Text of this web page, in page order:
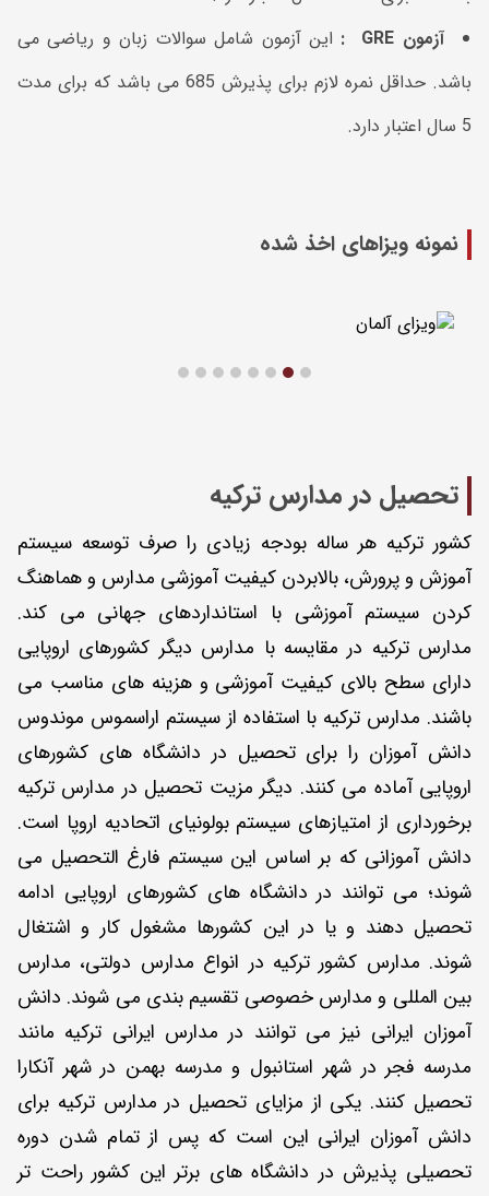
آزمون
: این آزمون شامل سوالات زبان و ریاضی می
باشد. حداقل نمره لازم برای پذیرش 685 می باشد که برای مدت
5 سال اعتبار دارد.
نمونه ویزاهای اخذ شده
تحصیل در مدارس ترکیه
کشور ترکیه هر ساله بودجه زیادی را صرف توسعه سیستم
آموزش و پرورش، بالابردن کیفیت آموزشی مدارس و هماهنگ
کردن سیستم آموزشی با استانداردهای جهانی می کند.
مدارس ترکیه در مقایسه با مدارس دیگر کشورهای اروپایی
دارای سطح بالای کیفیت آموزشی و هزینه های مناسب می
باشند. مدارس ترکیه با استفاده از سیستم اراسموس موندوس
دانش آموزان را برای تحصیل در دانشگاه های کشورهای
اروپایی آماده می کنند. دیگر مزیت تحصیل در مدارس ترکیه
برخورداری از امتیازهای سیستم بولونیای اتحادیه اروپا است.
دانش آموزانی که بر اساس این سیستم فارغ التحصیل می
شوند؛ می توانند در دانشگاه های کشورهای اروپایی ادامه
تحصیل دهند و یا در این کشورها مشغول کار و اشتغال
شوند. مدارس کشور ترکیه در انواع مدارس دولتی، مدارس
بین المللی و مدارس خصوصی تقسیم بندی می شوند. دانش
آموزان ایرانی نیز می توانند در مدارس ایرانی ترکیه مانند
مدرسه فجر در شهر استانبول و مدرسه بهمن در شهر آنکارا
تحصیل کنند. یکی از مزایای تحصیل در مدارس ترکیه برای
دانش آموزان ایرانی این است که پس از تمام شدن دوره
تحصیلی پذیرش در دانشگاه های برتر این کشور راحت تر